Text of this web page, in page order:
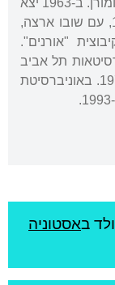
עם משפחתו לשליחות בשווייץ. בסוף 1966, עם שובו ארצה,
"אורנים".
תל אביב
וחיפה. באוניברסיטת תל אביב לימד עד 1974. באוניברסיטת
באסטוניה